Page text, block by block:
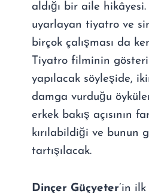
aldığı bir aile
uyarlayan tiyatro ve
birçok çalışması da
Tiyatro filminin
yapılacak söyleşide,
damga vurduğu
erkek bakış açısının
kırılabildiği ve bunun
tartışılacak.
Dinçer Güçyeter’in ilk